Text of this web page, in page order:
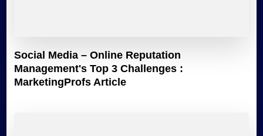
Social Media – Online Reputation
Management's Top 3 Challenges :
MarketingProfs Article